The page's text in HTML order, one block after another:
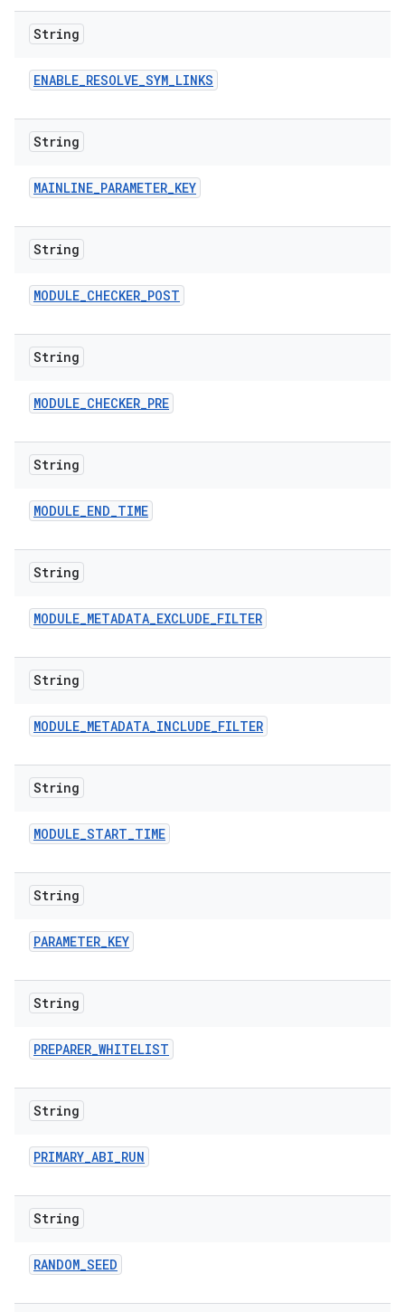
String
ENABLE_RESOLVE_SYM_LINKS
String
MAINLINE_PARAMETER_KEY
String
MODULE_CHECKER_POST
String
MODULE_CHECKER_PRE
String
MODULE_END_TIME
String
MODULE_METADATA_EXCLUDE_FILTER
String
MODULE_METADATA_INCLUDE_FILTER
String
MODULE_START_TIME
String
PARAMETER_KEY
String
PREPARER_WHITELIST
String
PRIMARY_ABI_RUN
String
RANDOM_SEED